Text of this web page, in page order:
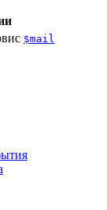
$mail